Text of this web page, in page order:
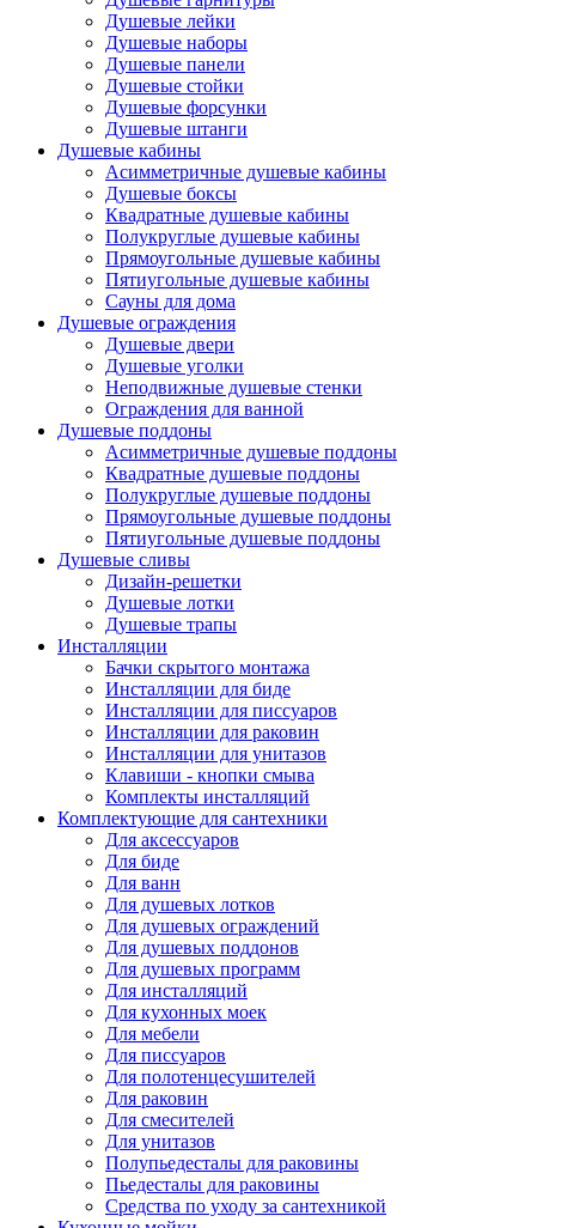
Душевые лейки
Душевые наборы
Душевые панели
Душевые стойки
Душевые форсунки
Душевые штанги
Душевые кабины
Асимметричные душевые кабины
Душевые боксы
Квадратные душевые кабины
Полукруглые душевые кабины
Прямоугольные душевые кабины
Пятиугольные душевые кабины
Сауны для дома
Душевые ограждения
Душевые двери
Душевые уголки
Неподвижные душевые стенки
Ограждения для ванной
Душевые поддоны
Асимметричные душевые поддоны
Квадратные душевые поддоны
Полукруглые душевые поддоны
Прямоугольные душевые поддоны
Пятиугольные душевые поддоны
Душевые сливы
Дизайн-решетки
Душевые лотки
Душевые трапы
Инсталляции
Бачки скрытого монтажа
Инсталляции для биде
Инсталляции для писсуаров
Инсталляции для раковин
Инсталляции для унитазов
Клавиши - кнопки смыва
Комплекты инсталляций
Комплектующие для сантехники
Для аксессуаров
Для биде
Для ванн
Для душевых лотков
Для душевых ограждений
Для душевых поддонов
Для душевых программ
Для инсталляций
Для кухонных моек
Для мебели
Для писсуаров
Для полотенцесушителей
Для раковин
Для смесителей
Для унитазов
Полупьедесталы для раковины
Пьедесталы для раковины
Средства по уходу за сантехникой